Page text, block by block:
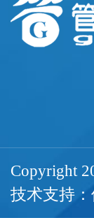
Copyright
技术支持：